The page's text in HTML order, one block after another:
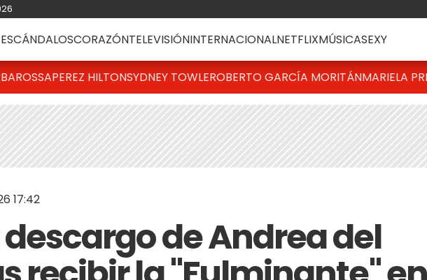
ESCÁNDALOSCORAZÓNTELEVISIÓNINTERNACIONALNETFLIXMÚSICASEXY
PEREZ HILTONSYDNEY TOWLEROBERTO GARCÍA MORITÁNMARIELA
17:42
descargo de Andrea del